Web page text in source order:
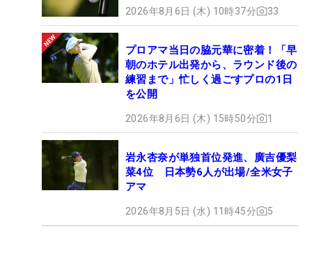
2026年8月6日 (木) 10時37分 33
プロアマ当日の脇元華に密着！「早
朝のホテル出発から、ラウンド後の
練習まで」忙しく過ごすプロの1日
を公開
2026年8月6日 (木) 15時50分 1
岩永杏奈が単独首位発進、廣吉優梨
菜4位 日本勢6人が出場/全米女子
アマ
2026年8月5日 (水) 11時45分 5